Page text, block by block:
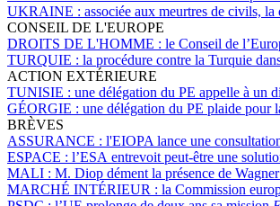
UKRAINE : associée aux meurtres de civils,
CONSEIL DE L'EUROPE
DROITS DE L'HOMME : le Conseil de
TURQUIE : la procédure contre la Turquie
ACTION EXTÉRIEURE
TUNISIE : une délégation du PE appelle à un
GÉORGIE : une délégation du PE plaide pour
BRÈVES
ASSURANCE : l'EIOPA lance une
ESPACE : l’ESA entrevoit peut-être une
MALI : M. Diop dément la présence de
MARCHÉ INTÉRIEUR : la Commission